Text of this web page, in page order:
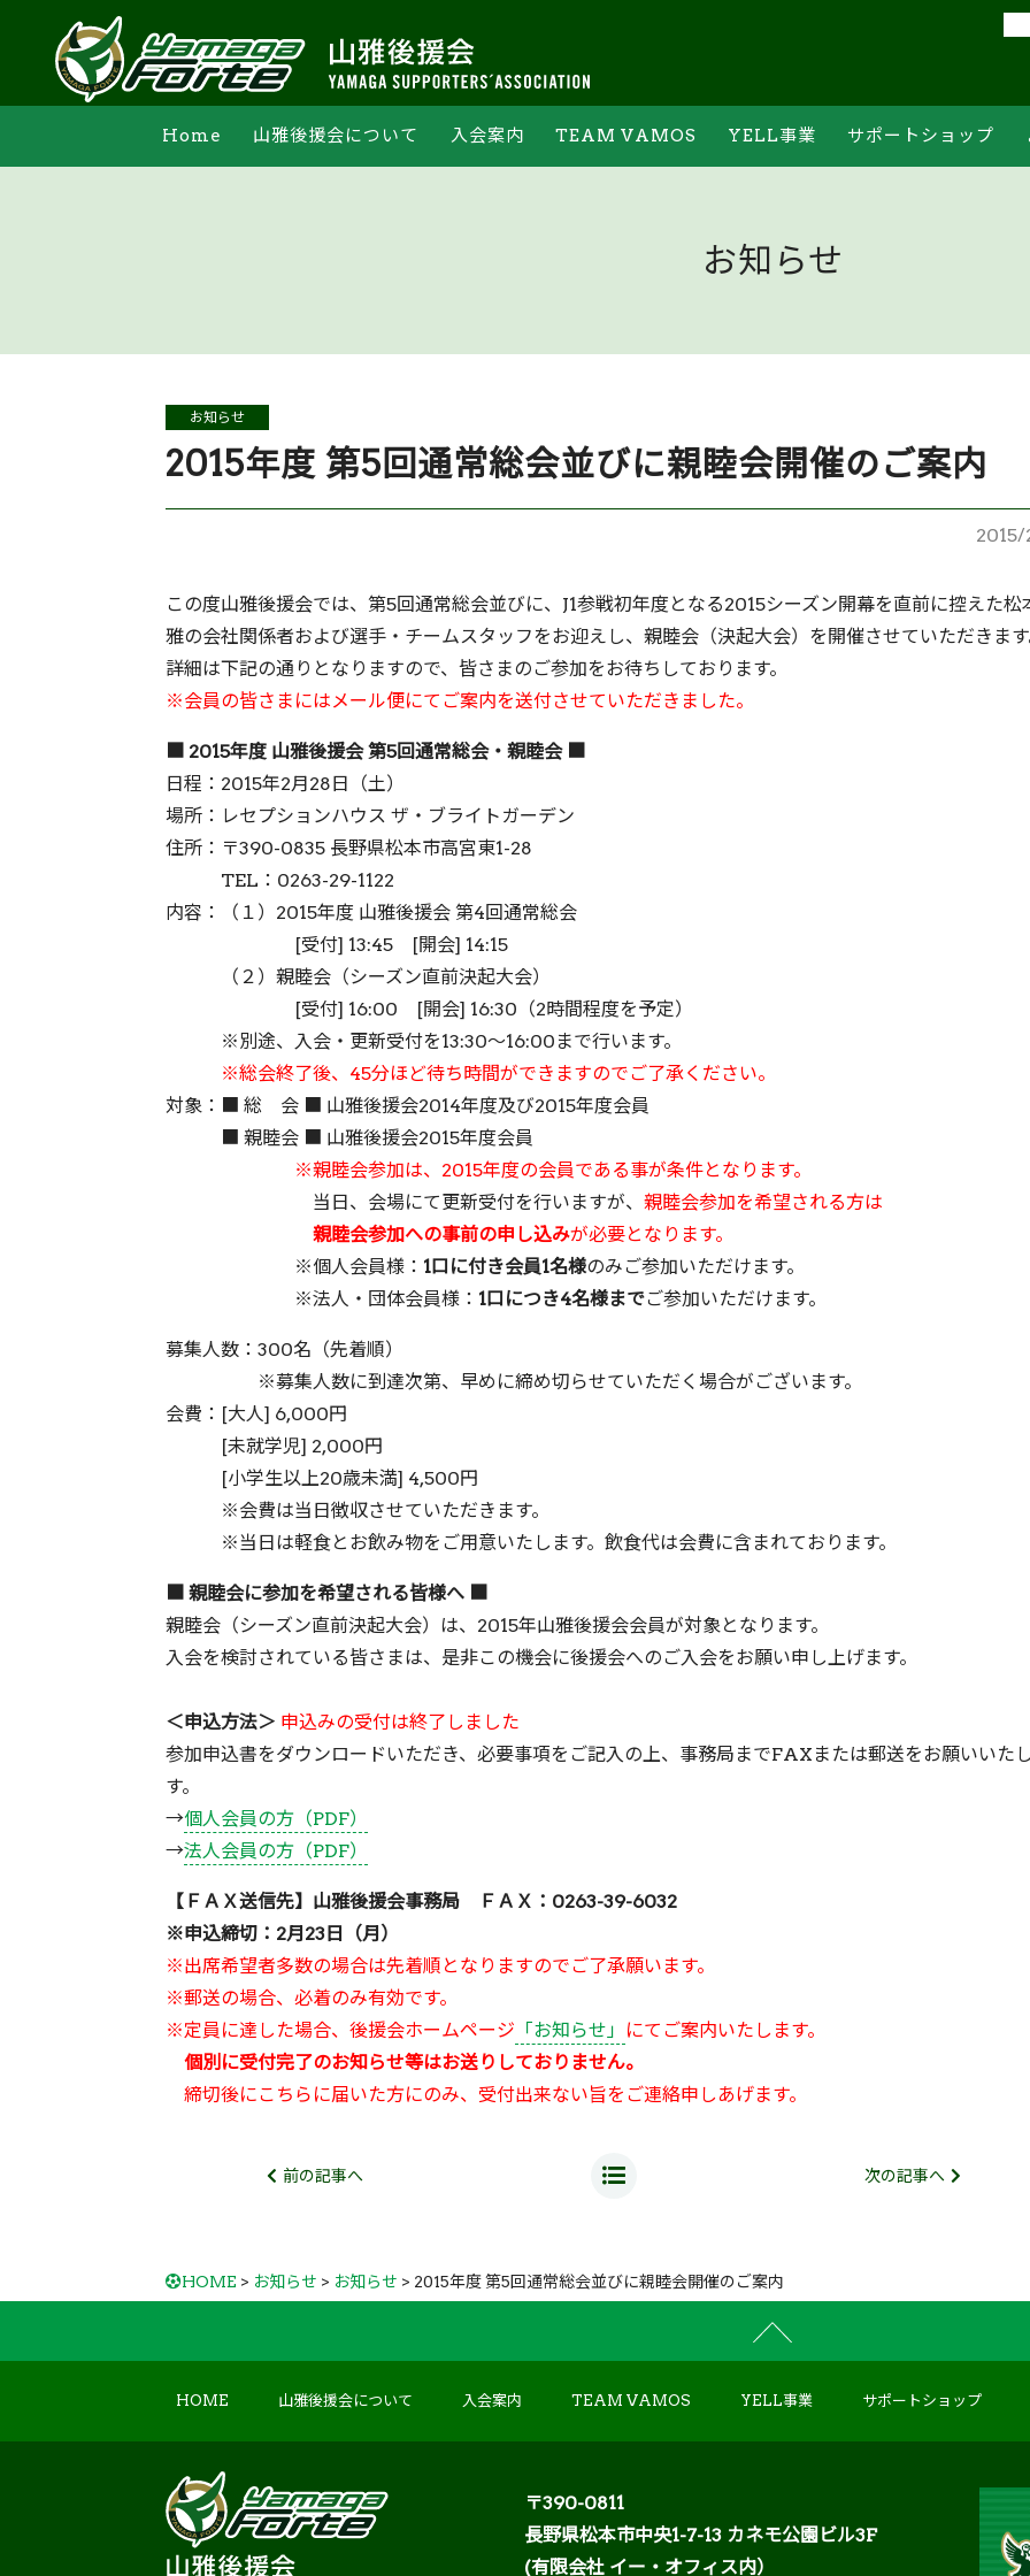
Home 山雅後援会について 入会案内 TEAM VAMOS YELL事業 サポートショップ
お知らせ
お知らせ
2015年度 第5回通常総会並びに親睦会開催のご案内
2015/
この度山雅後援会では、第5回通常総会並びに、J1参戦初年度となる2015シーズン開幕を直前に控えた松
雅の会社関係者および選手・チームスタッフをお迎えし、親睦会（決起大会）を開催させていただきま
詳細は下記の通りとなりますので、皆さまのご参加をお待ちしております。
※会員の皆さまにはメール便にてご案内を送付させていただきました。
■ 2015年度 山雅後援会 第5回通常総会・親睦会 ■
日程：2015年2月28日（土）
場所：レセプションハウス ザ・ブライトガーデン
住所：〒390-0835 長野県松本市高宮東1-28
TEL：0263-29-1122
内容：（１）2015年度 山雅後援会 第4回通常総会
[受付] 13:45 [開会] 14:15
（２）親睦会（シーズン直前決起大会）
[受付] 16:00 [開会] 16:30（2時間程度を予定）
※別途、入会・更新受付を13:30〜16:00まで行います。
※総会終了後、45分ほど待ち時間ができますのでご了承ください。
対象：■ 総 会 ■ 山雅後援会2014年度及び2015年度会員
■ 親睦会 ■ 山雅後援会2015年度会員
※親睦会参加は、2015年度の会員である事が条件となります。
当日、会場にて更新受付を行いますが、 親睦会参加を希望される方は
親睦会参加への事前の申し込みが必要となります。
※個人会員様： 1口に付き会員1名様のみご参加いただけます。
※法人・団体会員様： 1口につき4名様までご参加いただけます。
募集人数：300名（先着順）
※募集人数に到達次第、早めに締め切らせていただく場合がございます。
会費：[大人] 6,000円
[未就学児] 2,000円
[小学生以上20歳未満] 4,500円
※会費は当日徴収させていただきます。
※当日は軽食とお飲み物をご用意いたします。飲食代は会費に含まれております。
■ 親睦会に参加を希望される皆様へ ■
親睦会（シーズン直前決起大会）は、2015年山雅後援会会員が対象となります。
入会を検討されている皆さまは、是非この機会に後援会へのご入会をお願い申し上げます。
＜申込方法＞ 申込みの受付は終了しました
参加申込書をダウンロードいただき、必要事項をご記入の上、事務局までFAXまたは郵送をお願いいた
す。
→個人会員の方（PDF）
→法人会員の方（PDF）
【ＦＡＸ送信先】山雅後援会事務局 ＦＡＸ：0263-39-6032
※申込締切：2月23日（月）
※出席希望者多数の場合は先着順となりますのでご了承願います。
※郵送の場合、必着のみ有効です。
※定員に達した場合、後援会ホームページ 「お知らせ」
にてご案内いたします。
個別に受付完了のお知らせ等はお送りしておりません。
締切後にこちらに届いた方にのみ、受付出来ない旨をご連絡申しあげます。
前の記事へ 次の記事へ
HOME > お知らせ > お知らせ > 2015年度 第5回通常総会並びに親睦会開催のご案内
HOME 山雅後援会について 入会案内 TEAM VAMOS YELL事業 サポートショップ
〒390-0811
長野県松本市中央1-7-13 カネモ公園ビル3F
(有限会社 イー・オフィス内）